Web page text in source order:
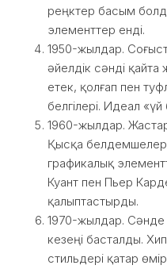
реңктер басым
элементтер енді.
1950-жылдар.
әйелдік сәнді
етек, қолғап пен
белгілері. Идеал
1960-жылдар.
Қысқа
графикалық
Куант пен Пьер
қалыптастырды.
1970-жылдар. Сәнде
кезеңі басталды.
стильдері қатар